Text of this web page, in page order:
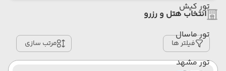
تور کیش
تور ماسال
تور مشهد
انتخاب هتل و رزرو
فیلتر ها مرتب سازی